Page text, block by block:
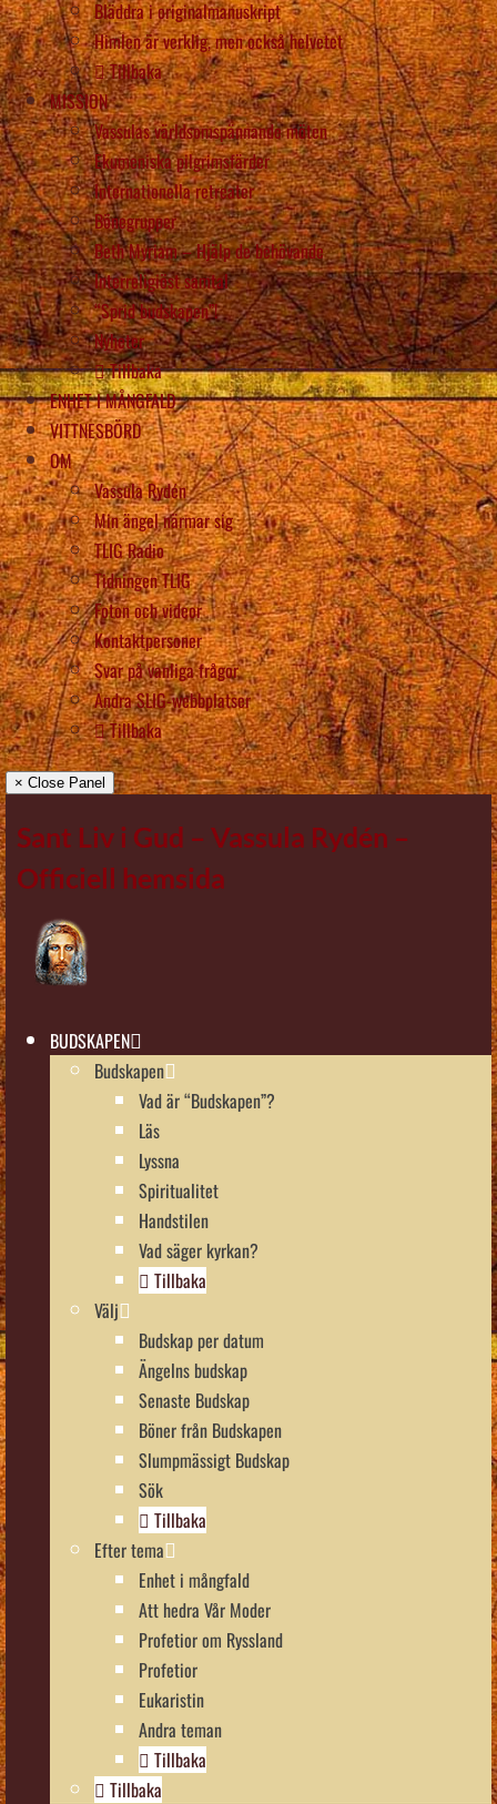
Bläddra i originalmanuskript
Himlen är verklig, men också helvetet
Tillbaka
MISSION
Vassulas världsomspännande möten
Ekumeniska pilgrimsfärder
Internationella retreater
Bönegrupper
Beth Myriam – Hjälp de behövande
Interreligiöst samtal
“Sprid budskapen”!
Nyheter
Tillbaka
ENHET I MÅNGFALD
VITTNESBÖRD
OM
Vassula Rydén
Min ängel närmar sig
TLIG Radio
Tidningen TLIG
Foton och videor
Kontaktpersoner
Svar på vanliga frågor
Andra SLIG-webbplatser
Tillbaka
× Close Panel
Sant Liv i Gud – Vassula Rydén –
Officiell hemsida
BUDSKAPEN
Budskapen
Vad är “Budskapen”?
Läs
Lyssna
Spiritualitet
Handstilen
Vad säger kyrkan?
Tillbaka
Välj
Budskap per datum
Ängelns budskap
Senaste Budskap
Böner från Budskapen
Slumpmässigt Budskap
Sök
Tillbaka
Efter tema
Enhet i mångfald
Att hedra Vår Moder
Profetior om Ryssland
Profetior
Eukaristin
Andra teman
Tillbaka
Tillbaka